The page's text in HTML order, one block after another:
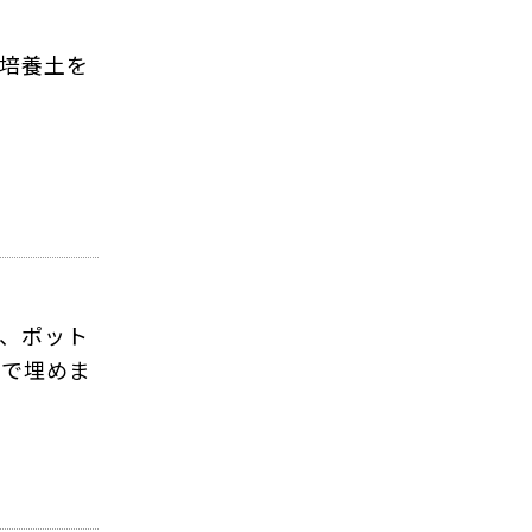
養土を
ポット
埋めま